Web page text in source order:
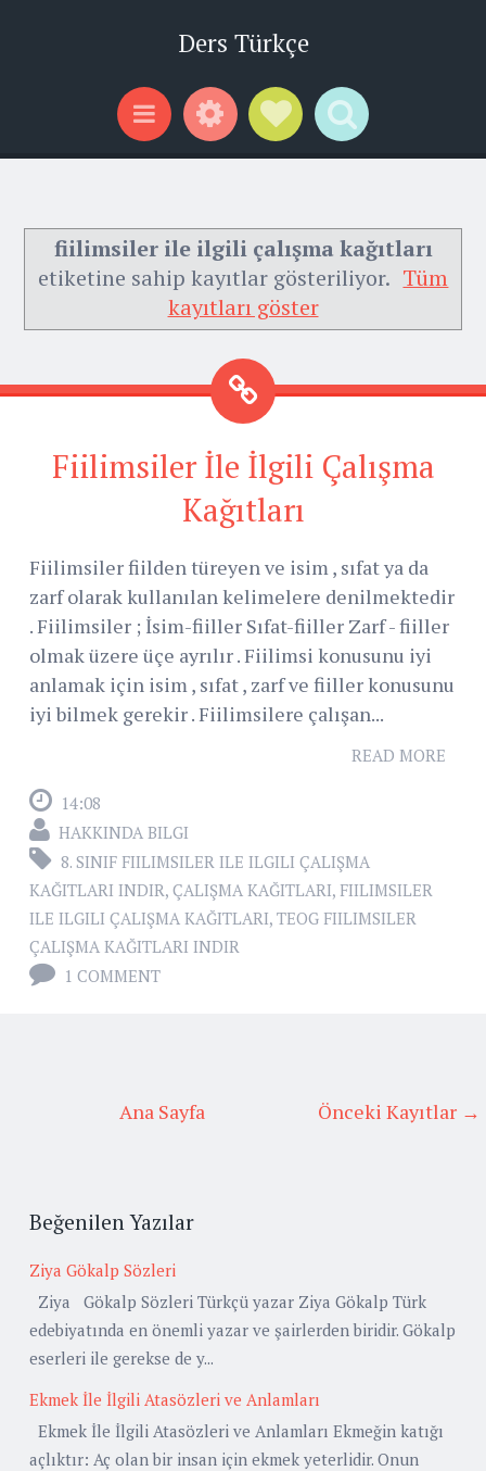
Ders Türkçe
Menu WidgetsSocial Links
Search
fiilimsiler ile ilgili çalışma kağıtları
etiketine sahip kayıtlar gösteriliyor. Tüm
kayıtları göster
Fiilimsiler İle İlgili Çalışma
Kağıtları
Fiilimsiler fiilden türeyen ve isim , sıfat ya da
zarf olarak kullanılan kelimelere denilmektedir
. Fiilimsiler ; İsim-fiiller Sıfat-fiiller Zarf - fiiller
olmak üzere üçe ayrılır . Fiilimsi konusunu iyi
anlamak için isim , sıfat , zarf ve fiiller konusunu
iyi bilmek gerekir . Fiilimsilere çalışan...
READ MORE
14:08
HAKKINDA BILGI
8. SINIF FIILIMSILER ILE ILGILI ÇALIŞMA
KAĞITLARI INDIR, ÇALIŞMA KAĞITLARI, FIILIMSILER
ILE ILGILI ÇALIŞMA KAĞITLARI, TEOG FIILIMSILER
ÇALIŞMA KAĞITLARI INDIR
1 COMMENT
Önceki Kayıtlar →
Ana Sayfa
Beğenilen Yazılar
Ziya Gökalp Sözleri
Ziya Gökalp Sözleri Türkçü yazar Ziya Gökalp Türk
edebiyatında en önemli yazar ve şairlerden biridir. Gökalp
eserleri ile gerekse de y...
Ekmek İle İlgili Atasözleri ve Anlamları
Ekmek İle İlgili Atasözleri ve Anlamları Ekmeğin katığı
açlıktır: Aç olan bir insan için ekmek yeterlidir. Onun